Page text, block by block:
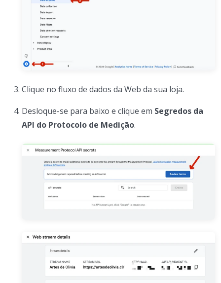
Clique no fluxo de dados da Web da sua loja.
Desloque-se para baixo e clique em Segredos da
API do Protocolo de Medição.